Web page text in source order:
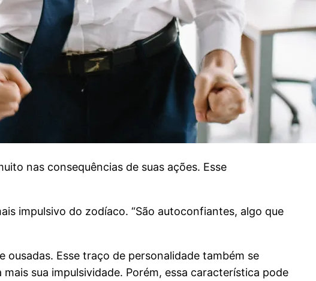
nas consequências de suas ações. Esse
impulsivo do zodíaco. “São autoconfiantes, algo que
Esse traço de personalidade também se
sua impulsividade. Porém, essa característica pode